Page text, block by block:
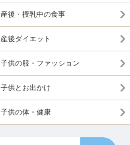
産後・授乳中の食事
産後ダイエット
子供の服・ファッション
子供とお出かけ
子供の体・健康